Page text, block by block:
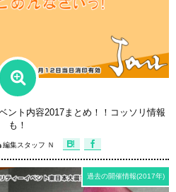
ント内容2017まとめ！！コッソリ情報
も！
編集スタッフ Ｎ
過去の開催情報(2017年)